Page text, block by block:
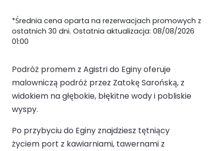
*Średnia cena oparta na rezerwacjach promowych z
ostatnich 30 dni. Ostatnia aktualizacja: 08/08/2026
01:00
Podróż promem z Agistri do Eginy oferuje
malowniczą podróż przez Zatokę Sarońską, z
widokiem na głębokie, błękitne wody i pobliskie
wyspy.
Po przybyciu do Eginy znajdziesz tętniący
życiem port z kawiarniami, tawernami z